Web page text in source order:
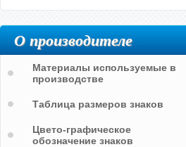
О производителе
Материалы используемые в
производстве
Таблица размеров знаков
Цвето-графическое
обозначение знаков